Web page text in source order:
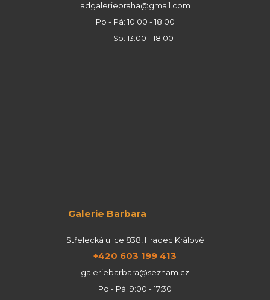
adgaleriepraha@gmail.com
Po - Pá: 10:00 - 18:00
So: 13:00 - 18:00
Galerie Barbara
Střelecká ulice 838, Hradec Králové
+420 603 199 413
galeriebarbara@seznam.cz
Po - Pá: 9:00 - 17:30